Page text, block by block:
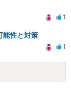
1
能性と対策
1